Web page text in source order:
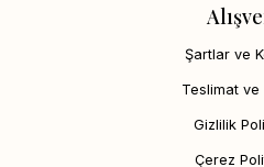
Şartlar ve
Teslimat ve
Gizlilik
Çerez